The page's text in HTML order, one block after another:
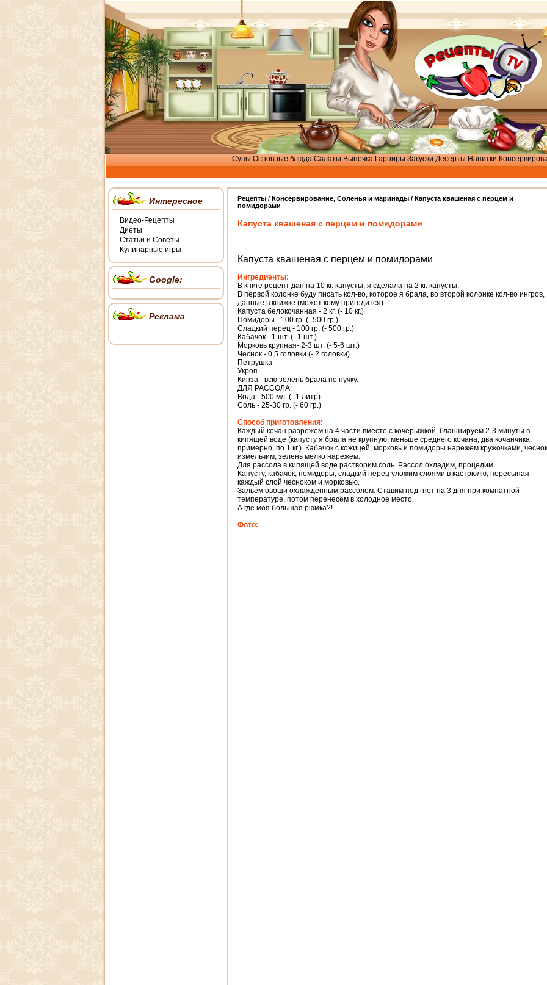
Супы Основные блюда Салаты Выпечка Гарниры Закуски Десерты Напитки
Рецепты / Консервирование, Соленья и маринады / Капуста квашеная с перцем и
помидорами
Капуста квашеная с перцем и помидорами
Капуста квашеная с перцем и помидорами
Ингредиенты:
В книге рецепт дан на 10 кг. капусты, я сделала на 2 кг. капусты.
В первой колонке буду писать кол-во, которое я брала, во второй колонке кол-во ингров,
данные в книжке (может кому пригодится).
Капуста белокочанная - 2 кг. (- 10 кг.)
Помидоры - 100 гр. (- 500 гр.)
Сладкий перец - 100 гр. (- 500 гр.)
Кабачок - 1 шт. (- 1 шт.)
Морковь крупная- 2-3 шт. (- 5-6 шт.)
Чеснок - 0,5 головки (- 2 головки)
Петрушка
Укроп
Кинза - всю зелень брала по пучку.
ДЛЯ РАССОЛА:
Вода - 500 мл. (- 1 литр)
Соль - 25-30 гр. (- 60 гр.)
Способ приготовления:
Каждый кочан разрежем на 4 части вместе с кочерыжкой, бланшируем 2-3 минуты в
кипящей воде (капусту я брала не крупную, меньше среднего кочана, два кочанчика,
примерно, по 1 кг.). Кабачок с кожицей, морковь и помидоры нарежем кружочками, чеснок
измельчим, зелень мелко нарежем.
Для рассола в кипящей воде растворим соль. Рассол охладим, процедим.
Капусту, кабачок, помидоры, сладкий перец уложим слоями в кастрюлю, пересыпая
каждый слой чесноком и морковью.
Зальём овощи охлаждённым рассолом. Ставим под гнёт на 3 дня при комнатной
температуре, потом перенесём в холодное место.
А где моя большая рюмка?!
Фото:
Интересное
Видео-Рецепты
Диеты
Статьи и Советы
Кулинарные игры
Google:
Реклама